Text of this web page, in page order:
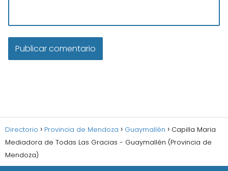
Directorio Provincia de Mendoza Guaymallén
Capilla Maria
Mediadora de Todas Las Gracias - Guaymallén (Provincia de
Mendoza)